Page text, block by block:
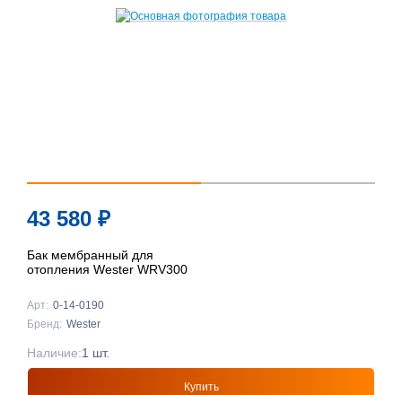
43 580 ₽
Бак мембранный для
отопления Wester WRV300
Арт: 0-14-0190
Бренд: Wester
Купить
Наличие:1 шт.